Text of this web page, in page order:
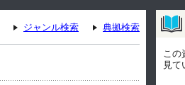
ジャンル検索 典拠検索
この
見て